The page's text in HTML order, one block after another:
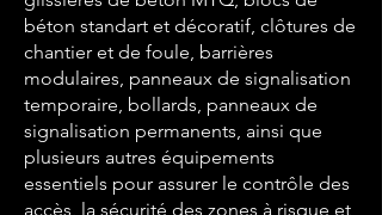
béton standart et décoratif, clôtures de
chantier et de foule, barrières
modulaires, panneaux de signalisation
temporaire, bollards, panneaux de
signalisation permanents, ainsi que
plusieurs autres équipements
essentiels pour assurer le contrôle des
accès, la sécurité des zones à risque et